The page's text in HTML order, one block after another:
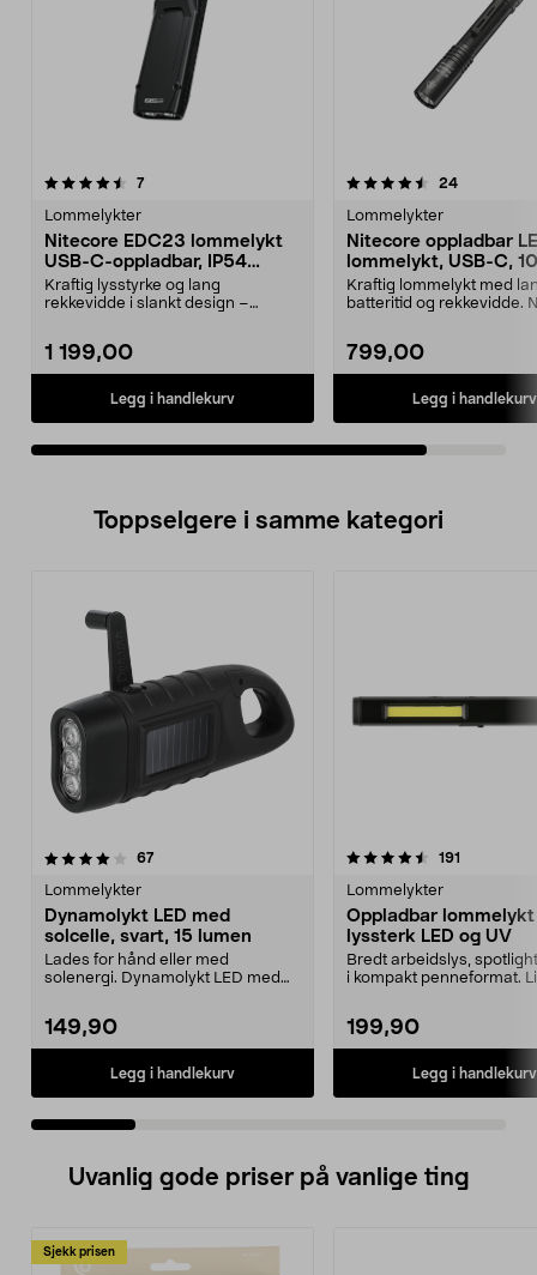
7anmeldelser
Lommelykter
Nitecore EDC23 lommelykt
USB-C-oppladbar, IP54
2500 lm
Kraftig lysstyrke og lang
rekkevidde i slankt design –
1 199,00
Legg i handlekurv
4.5av 5 stjerner 24
Lommelykter
Nitecore oppladbar
lommelykt, USB-C,
Kraftig lommelykt med
batteritid og rekkevidde.
799,00
Legg i handlekurv
Toppselgere i samme kategori
67anmeldelser
Lommelykter
Dynamolykt LED med
solcelle, svart, 15 lumen
Lades for hånd eller med
solenergi. Dynamolykt LED med
149,90
Legg i handlekurv
4.5 av 5 stjerner 191
Lommelykter
Oppladbar
lyssterk LED og UV
Bredt arbeidslys,
i kompakt penneformat.
199,90
Legg i handlekurv
4.5 av 5 stjerner
Uvanlig gode priser på vanlige ting
Sjekk prisen